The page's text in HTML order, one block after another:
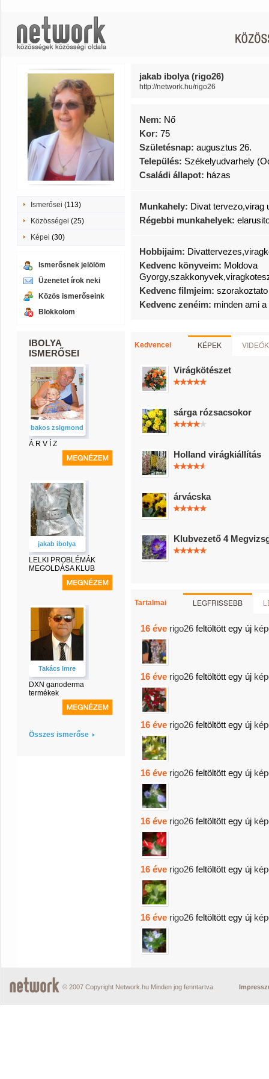
Ismerősei (113)
Közösségei (25)
Képei (30)
Ismerősnek jelölöm
Üzenetet írok neki
Közös ismerőseink
Blokkolom
IBOLYA
ISMERŐSEI
bakos zsigmond
Á R V Í Z
jakab ibolya
LELKI PROBLÉMÁK
MEGOLDÁSA KLUB
Takács Imre
DXN ganoderma
termékek
Összes ismerőse
jakab ibolya (rigo26)
http://network.hu/rigo26
Nem: Nő
Kor: 75
Születésnap: augusztus 26.
Település: Székelyudvarhely
Családi állapot: házas
Munkahely: Divat tervezo,virag
Régebbi munkahelyek:
Hobbijaim:
Kedvenc könyveim: Moldova
Kedvenc filmjeim: szorakoztato
Kedvenc zenéim: minden ami
Kedvencei KÉPEK VIDEÓK
Virágkötészet
sárga rózsacsokor
Holland virágkiállítás
árvácska
Klubvezető 4
Tartalmai LEGFRISSEBB
16 éve rigo26 feltöltött egy új
16 éve rigo26 feltöltött egy új
16 éve rigo26 feltöltött egy új
16 éve rigo26 feltöltött egy új
16 éve rigo26 feltöltött egy új
16 éve rigo26 feltöltött egy új
16 éve rigo26 feltöltött egy új
© 2007 Copyright Network.hu Minden jog fenntartva.